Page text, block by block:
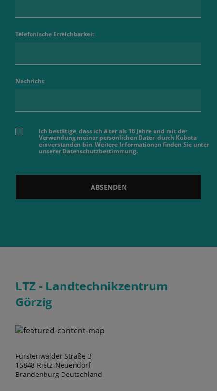
Telefonische Erreichbarkeit
Nachricht
Ich bestätige, dass ich älter als 16 Jahre und mit der
Verwendung meiner persönlichen Daten durch Kubota
einverstanden bin. Weitere Informationen finden Sie unter
unserer Datenschutzbestimmung.
ABSENDEN
LTZ - Landtechnikzentrum
Görzig
Fürstenwalder Straße 3
15848 Rietz-Neuendorf
Brandenburg Deutschland